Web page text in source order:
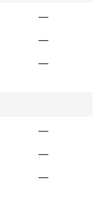
—
—
—
—
—
—